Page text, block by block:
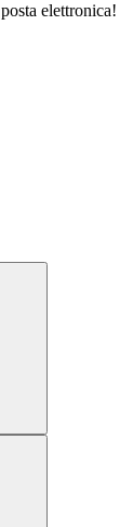
elettronica!